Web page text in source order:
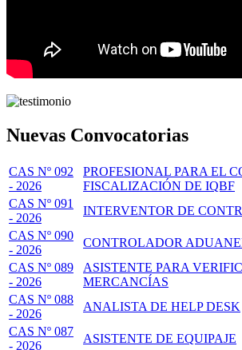
Nuevas Convocatorias
CAS Nº 092
- 2026
PROFESIONAL PARA EL
FISCALIZACIÓN DE IQBF
CAS Nº 091
- 2026
INTERVENTOR DE
CAS Nº 090
- 2026
CONTROLADOR
CAS Nº 089
- 2026
ASISTENTE PARA
MERCANCÍAS
CAS Nº 088
- 2026
ANALISTA DE HELP DESK
CAS Nº 087
- 2026
ASISTENTE DE EQUIPAJE